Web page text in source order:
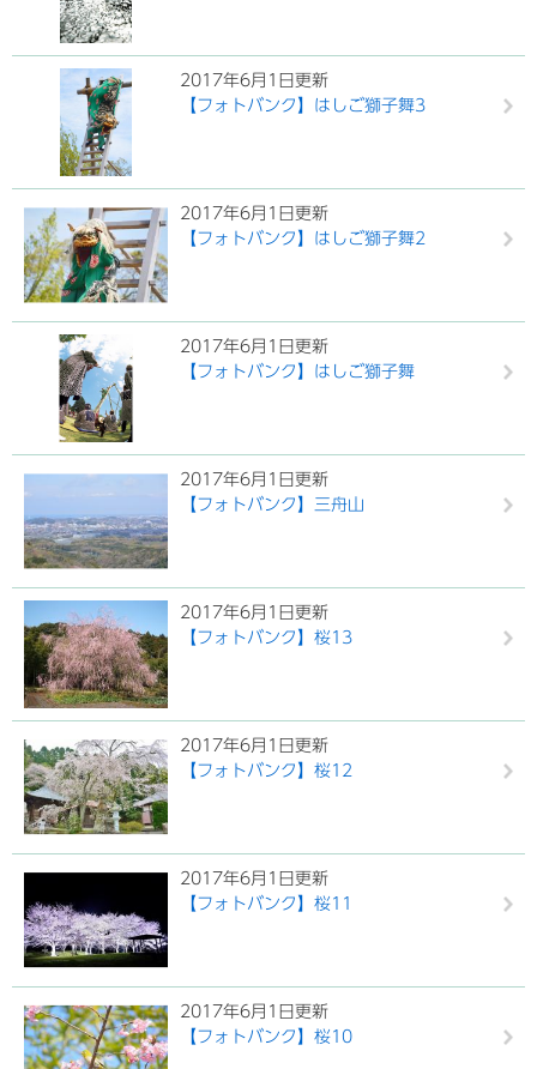
2017年6月1日更新
【フォトバンク】はしご獅子舞3
2017年6月1日更新
【フォトバンク】はしご獅子舞2
2017年6月1日更新
【フォトバンク】はしご獅子舞
2017年6月1日更新
【フォトバンク】三舟山
2017年6月1日更新
【フォトバンク】桜13
2017年6月1日更新
【フォトバンク】桜12
2017年6月1日更新
【フォトバンク】桜11
2017年6月1日更新
【フォトバンク】桜10